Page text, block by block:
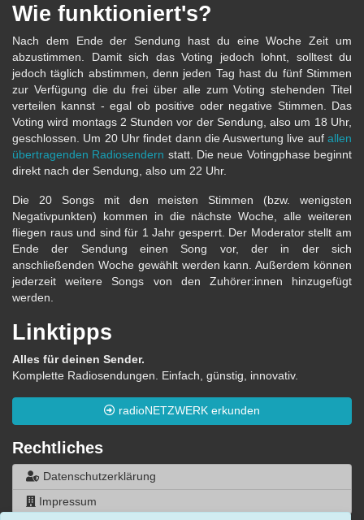
Wie funktioniert's?
Nach dem Ende der Sendung hast du eine Woche Zeit um
abzustimmen. Damit sich das Voting jedoch lohnt, solltest du
jedoch täglich abstimmen, denn jeden Tag hast du fünf Stimmen
zur Verfügung die du frei über alle zum Voting stehenden Titel
verteilen kannst - egal ob positive oder negative Stimmen. Das
Voting wird montags 2 Stunden vor der Sendung, also um 18 Uhr,
geschlossen. Um 20 Uhr findet dann die Auswertung live auf allen
übertragenden Radiosendern statt. Die neue Votingphase beginnt
direkt nach der Sendung, also um 22 Uhr.
Die 20 Songs mit den meisten Stimmen (bzw. wenigsten
Negativpunkten) kommen in die nächste Woche, alle weiteren
fliegen raus und sind für 1 Jahr gesperrt. Der Moderator stellt am
Ende der Sendung einen Song vor, der in der sich
anschließenden Woche gewählt werden kann. Außerdem können
jederzeit weitere Songs von den Zuhörer:innen hinzugefügt
werden.
Linktipps
Alles für deinen Sender.
Komplette Radiosendungen. Einfach, günstig, innovativ.
radioNETZWERK erkunden
Rechtliches
Datenschutzerklärung
Impressum